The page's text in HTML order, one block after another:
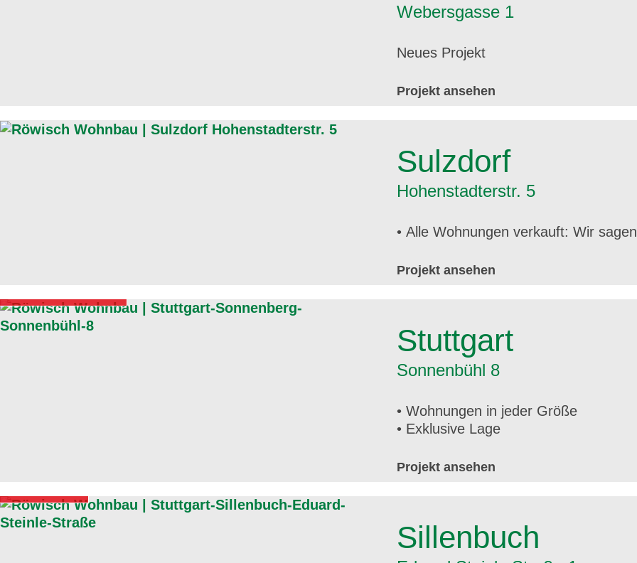
Webersgasse 1
Neues Projekt
Projekt ansehen
Sulzdorf
Hohenstadterstr. 5
• Alle Wohnungen verkauft: Wir
Projekt ansehen
Stuttgart
Sonnenbühl 8
• Wohnungen in jeder Größe
• Exklusive Lage
Projekt ansehen
Sillenbuch